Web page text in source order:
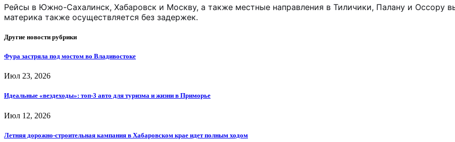
Рейсы в Южно-Сахалинск, Хабаровск и Москву, а также местные направления в Тиличики, Палану и Оссору
материка также осуществляется без задержек.
Другие новости рубрики
Фура застряла под мостом во Владивостоке
Июл 23, 2026
Идеальные «вездеходы»: топ-3 авто для туризма и жизни в Приморье
Июл 12, 2026
Летняя дорожно-строительная кампания в Хабаровском крае идет полным ходом